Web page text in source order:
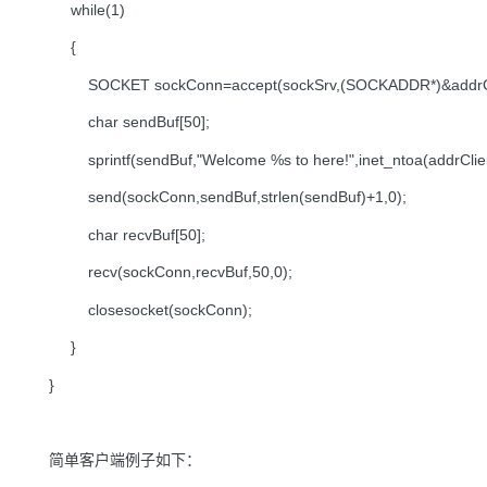
while(1)
{
SOCKET
char sendBuf[50];
sprintf(sendBuf,"Welcome %s to
send(sockConn,sendBuf,strlen(sendBuf)+1,0);
char recvBuf[50];
recv(sockConn,recvBuf,50,0);
closesocket(sockConn);
}
}
简单客户端例子如下：